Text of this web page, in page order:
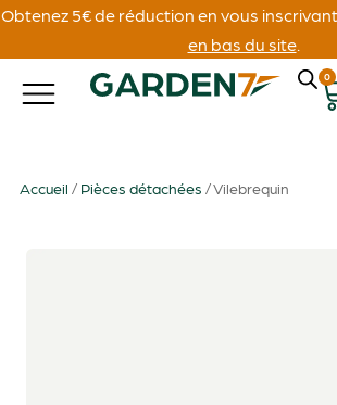
Obtenez 5€ de réduction en vous
en bas du site.
0
Accueil / Pièces détachées / Vilebrequin